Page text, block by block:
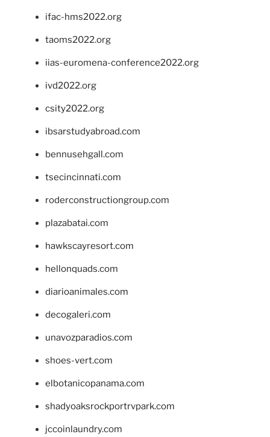
ifac-hms2022.org
taoms2022.org
iias-euromena-conference2022.org
ivd2022.org
csity2022.org
ibsarstudyabroad.com
bennusehgall.com
tsecincinnati.com
roderconstructiongroup.com
plazabatai.com
hawkscayresort.com
hellonquads.com
diarioanimales.com
decogaleri.com
unavozparadios.com
shoes-vert.com
elbotanicopanama.com
shadyoaksrockportrvpark.com
jccoinlaundry.com